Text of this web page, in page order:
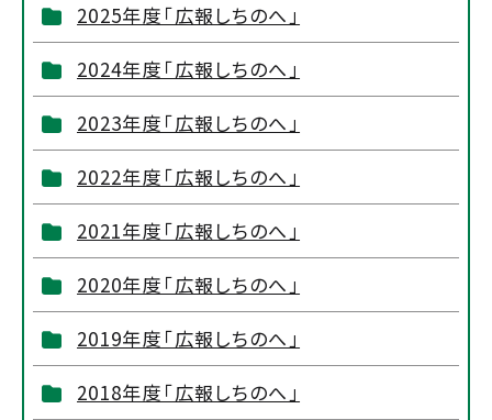
2025年度「広報しちのへ」
2024年度「広報しちのへ」
2023年度「広報しちのへ」
2022年度「広報しちのへ」
2021年度「広報しちのへ」
2020年度「広報しちのへ」
2019年度「広報しちのへ」
2018年度「広報しちのへ」